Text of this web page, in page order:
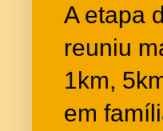
A etapa
reuniu
1km,
em